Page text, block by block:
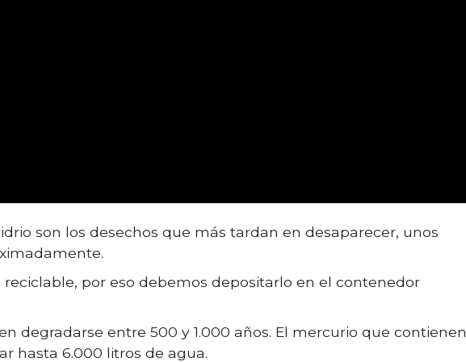
son los desechos que más tardan en desaparecer, unos
reciclable, por eso debemos depositarlo en el contenedor
degradarse entre 500 y 1.000 años. El mercurio que contienen
hasta 6.000 litros de agua.